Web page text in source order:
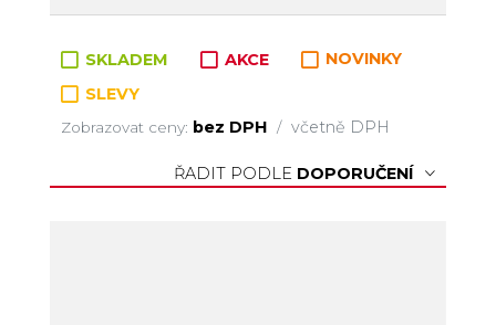
Zboží v kategorii
SKLADEM AKCE
NOVINKY
SLEVY
Zobrazovat ceny: bez DPH / včetně DPH
ŘADIT PODLE DOPORUČENÍ